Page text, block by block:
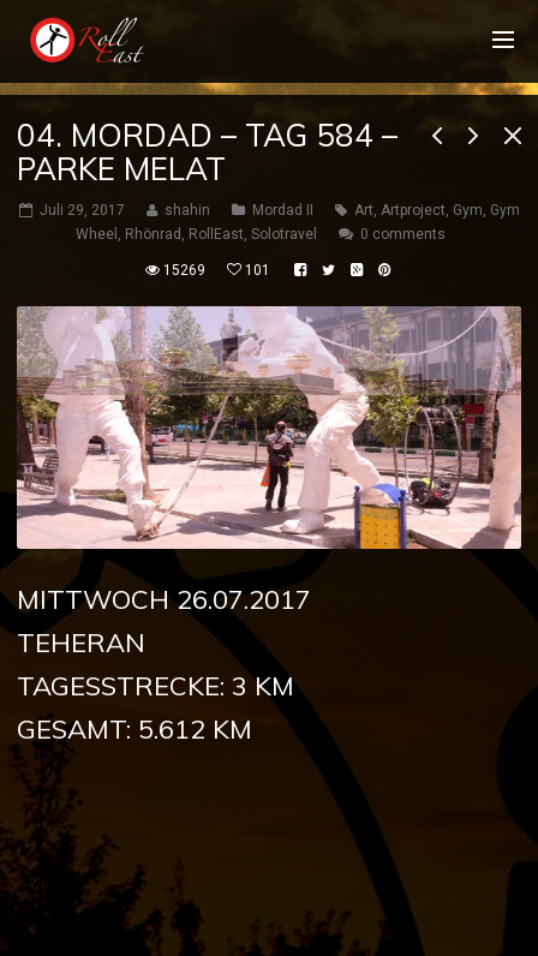
04. MORDAD – TAG 584 –
PARKE MELAT
Juli 29, 2017 shahin Mordad II Art, Artproject, Gym, Gym
Wheel , Rhönrad , RollEast, Solotravel 0 comments
15269 101
MITTWOCH 26.07.2017
TEHERAN
TAGESSTRECKE: 3 KM
GESAMT: 5.612 KM